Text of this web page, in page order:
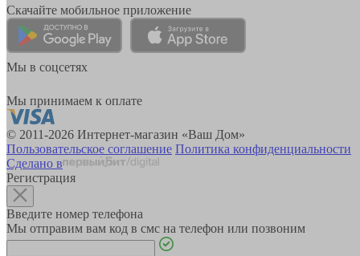
Скачайте мобильное приложение
Мы в соцсетях
Мы принимаем к оплате
© 2011-2026 Интернет-магазин «Ваш Дом»
Пользовательское соглашение Политика конфиденциальности
Сделано в
Регистрация
Введите номер телефона
Мы отправим вам код в смс на телефон или позвоним